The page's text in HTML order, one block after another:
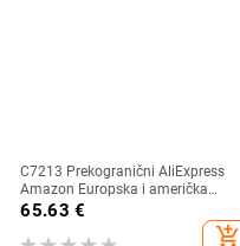
C7213 Prekogranični AliExpress
Amazon Europska i američka
modna ženska seksi V-izrez dugih
rukava s cirkonima torba rukav
65.63 €
add_shopping_cart